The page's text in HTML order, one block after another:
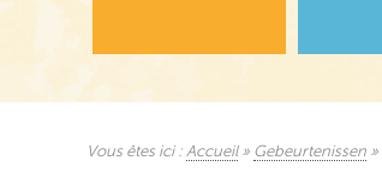
Vous êtes ici : Accueil» Gebeurtenissen »